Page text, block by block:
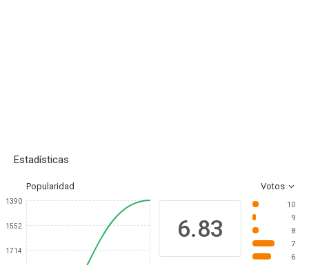
Estadísticas
Popularidad Votos
1390
1552
1714
6.83
10
9
8
7
6